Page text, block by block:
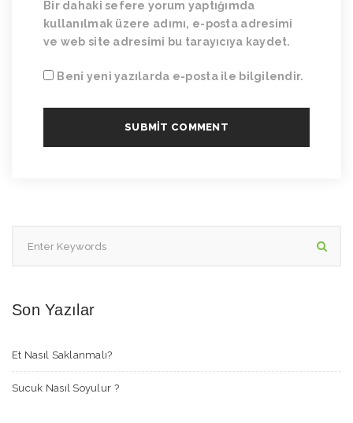
Bir dahaki sefere yorum yaptığımda
kullanılmak üzere adımı, e-posta adresimi
ve web site adresimi bu tarayıcıya kaydet.
Beni yeni yazılarda e-posta ile bilgilendir.
Son Yazılar
Et Nasıl Saklanmalı?
Sucuk Nasıl Soyulur ?